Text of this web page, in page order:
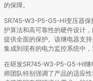
的保障。
SR745-W3-P5-G5-HI变压器保
护算法和高可靠性的硬件设计
提供全面的保护。该继电器支
集成到现有的电力监控系统中，
在研发SR745-W3-P5-G5-HI继
师团队特别强调了产品的适应